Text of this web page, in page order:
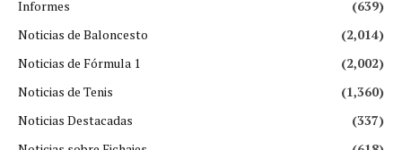
Informes
(639)
Noticias de Baloncesto
(2,014)
Noticias de Fórmula 1
(2,002)
Noticias de Tenis
(1,360)
Noticias Destacadas
(337)